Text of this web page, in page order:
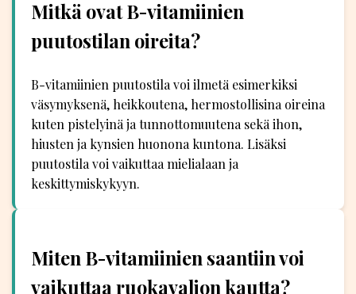
Mitkä ovat B-vitamiinien
puutostilan oireita?
B-vitamiinien puutostila voi ilmetä esimerkiksi
väsymyksenä, heikkoutena, hermostollisina oireina
kuten pistelyinä ja tunnottomuutena sekä ihon,
hiusten ja kynsien huonona kuntona. Lisäksi
puutostila voi vaikuttaa mielialaan ja
keskittymiskykyyn.
Miten B-vitamiinien saantiin voi
vaikuttaa ruokavalion kautta?